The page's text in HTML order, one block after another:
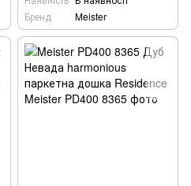
Бренд
Meister